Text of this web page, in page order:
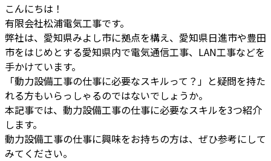
こんにちは！
有限会社松浦電気工事です。
弊社は、愛知県みよし市に拠点を構え、愛知県日進市や豊田
市をはじめとする愛知県内で電気通信工事、LAN工事などを
手かけています。
「動力設備工事の仕事に必要なスキルって？」と疑問を持た
れる方もいらっしゃるのではないでしょうか。
本記事では、動力設備工事の仕事に必要なスキルを3つ紹介
します。
動力設備工事の仕事に興味をお持ちの方は、ぜひ参考にして
みてください。